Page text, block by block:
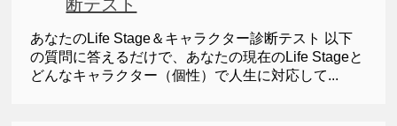
断テスト
あなたのLife Stage＆キャラクター診断テスト 以下
の質問に答えるだけで、あなたの現在のLife Stageと
どんなキャラクター（個性）で人生に対応して...